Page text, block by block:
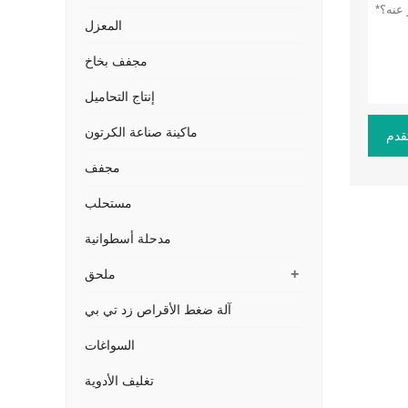
المعزل
مجفف بخاخ
إنتاج التحاميل
ماكينة صناعة الكرتون
مجفف
مستحلب
مدحلة أسطوانية
+ ملحق
آلة ضغط الأقراص زد تي بي
السواغات
تغليف الأدوية